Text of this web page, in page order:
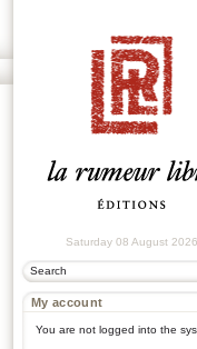
PRIX
Saturday 08 August 2026
My account
You are not logged into the